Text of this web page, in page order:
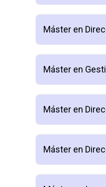
Máster en
Máster en
Máster en
Máster en